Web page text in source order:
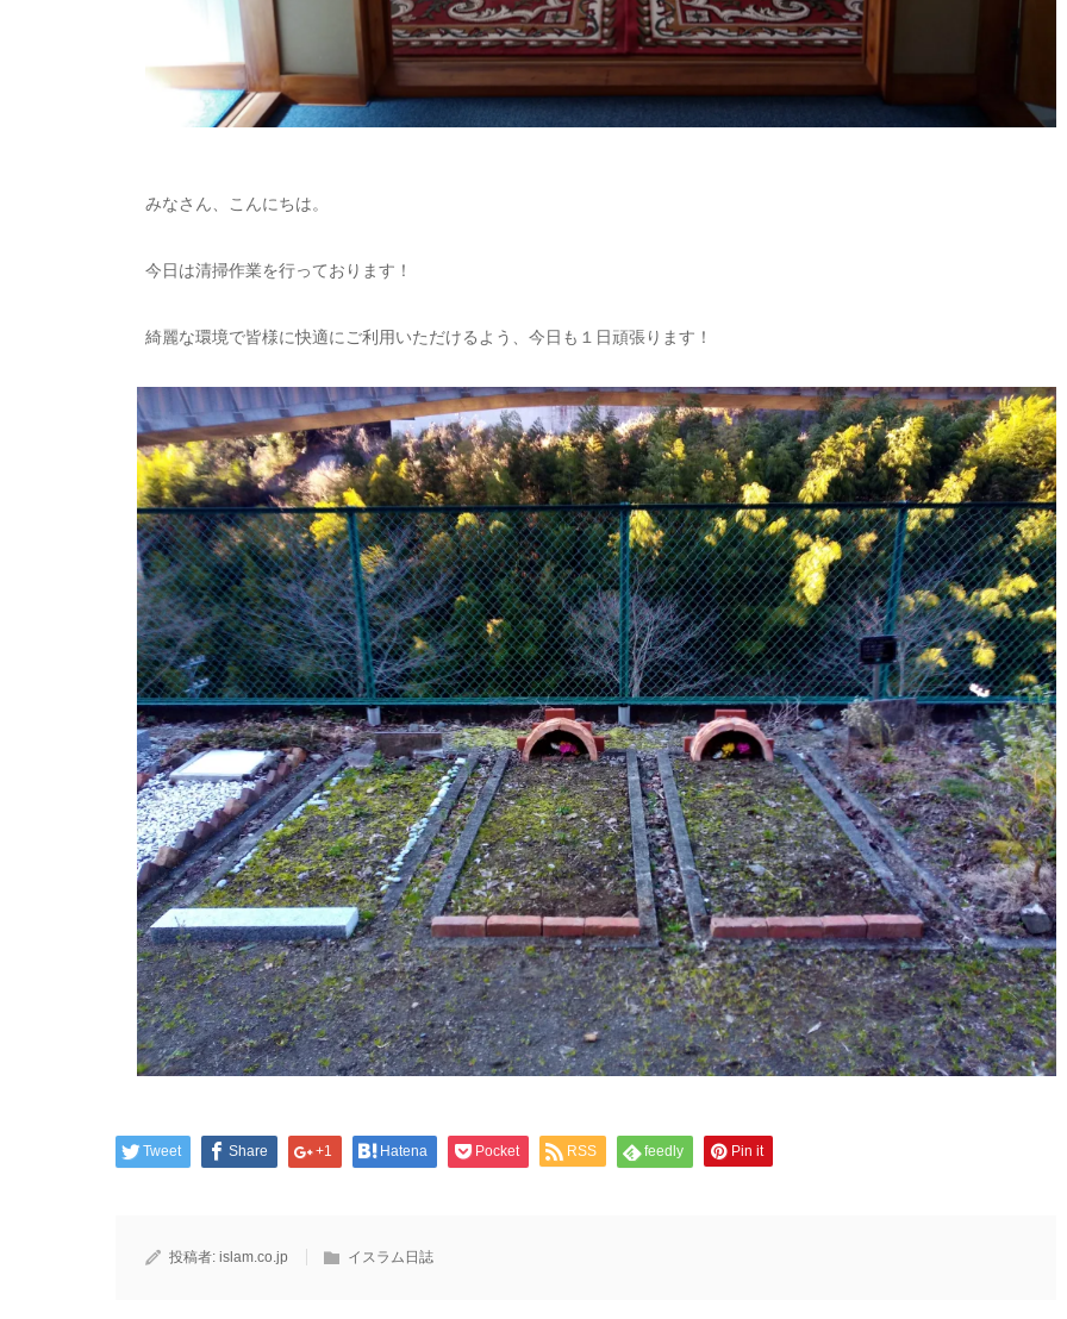
みなさん、こんにちは。
今日は清掃作業を行っております！
綺麗な環境で皆様に快適にご利用いただけるよう、今日も１日頑張ります！
Tweet Share +1 Hatena Pocket RSS feedly Pin it
投稿者: islam.co.jp イスラム日誌